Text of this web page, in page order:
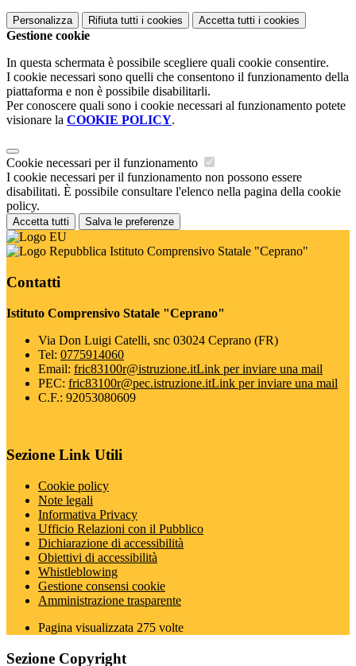
Personalizza Rifiuta tutti i cookies Accetta tutti i cookies
Gestione cookie
In questa schermata è possibile scegliere quali cookie consentire.
I cookie necessari sono quelli che consentono il funzionamento della
piattaforma e non è possibile disabilitarli.
Per conoscere quali sono i cookie necessari al funzionamento potete
visionare la COOKIE POLICY.
Cookie necessari per il funzionamento
I cookie necessari per il funzionamento non possono essere
disabilitati. È possibile consultare l'elenco nella pagina della cookie
policy.
Accetta tutti Salva le preferenze
Istituto Comprensivo Statale "Ceprano"
Contatti
Istituto Comprensivo Statale "Ceprano"
Via Don Luigi Catelli, snc 03024 Ceprano (FR)
Tel: 0775914060
Email: fric83100r@istruzione.itLink per inviare una mail
PEC: fric83100r@pec.istruzione.itLink per inviare una mail
C.F.: 92053080609
Sezione Link Utili
Cookie policy
Note legali
Informativa Privacy
Ufficio Relazioni con il Pubblico
Dichiarazione di accessibilità
Obiettivi di accessibilità
Whistleblowing
Gestione consensi cookie
Amministrazione trasparente
Pagina visualizzata 275 volte
Sezione Copyright